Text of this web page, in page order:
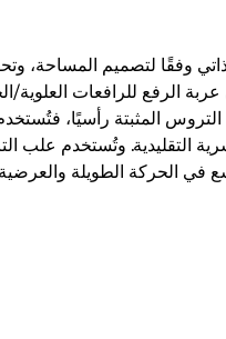
وفقًا لتصميم المساحة،
الرفع للرافعات العلوية/
التروس المثبتة رأسيًا،
التقليدية. وتُستخدم